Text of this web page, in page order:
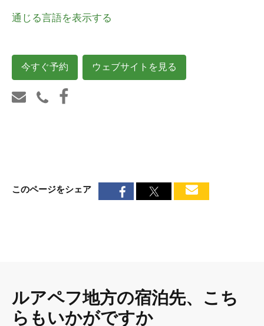
通じる言語を表示する
今すぐ予約 ウェブサイトを見る
このページをシェア
ルアペフ地方の宿泊先、こち
らもいかがですか